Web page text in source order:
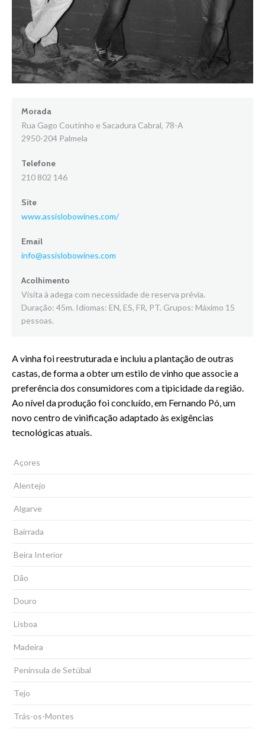
Morada
Rua Gago Coutinho e Sacadura Cabral, 78-A
2950-204 Palmela
Telefone
210 802 146
Site
www.assislobowines.com/
Email
info@assislobowines.com
Acolhimento
Visita à adega com necessidade de reserva prévia.
Duração: 45m. Idiomas: EN, ES, FR, PT. Grupos: Máximo 15
pessoas.
A vinha foi reestruturada e incluiu a plantação de outras
castas, de forma a obter um estilo de vinho que associe a
preferência dos consumidores com a tipicidade da região.
Ao nível da produção foi concluído, em Fernando Pó, um
novo centro de vinificação adaptado às exigências
tecnológicas atuais.
Açores
Alentejo
Algarve
Bairrada
Beira Interior
Dão
Douro
Lisboa
Madeira
Península de Setúbal
Tejo
Trás-os-Montes